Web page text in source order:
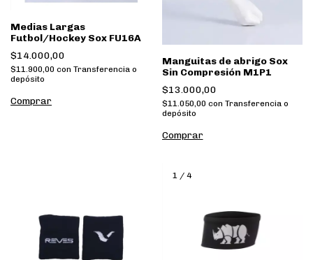
Medias Largas
Futbol/Hockey Sox FU16A
$14.000,00
$11.900,00 con Transferencia o
depósito
Comprar
Manguitas de abrigo Sox
Sin Compresión M1P1
$13.000,00
$11.050,00 con Transferencia o
depósito
Comprar
1/ 4